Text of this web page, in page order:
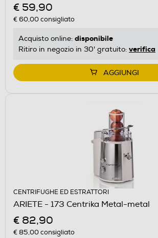
€ 59,90
€ 60,00consigliato
Acquisto online: disponibile
Ritiro in negozio in 30' gratuito: verifica
AGGIUNGI
CENTRIFUGHE ED ESTRATTORI
ARIETE - 173 Centrika Metal-metal
€ 82,90
€ 85,00consigliato